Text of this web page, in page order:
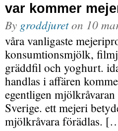
var kommer
By groddjureton 10
våra vanligaste
konsumtionsmjölk,
gräddfil och yoghurt.
handlas i affären
egentligen
Sverige. ett mejeri
mjölkråvara förädlas.